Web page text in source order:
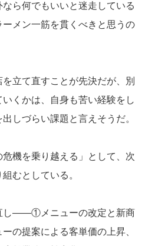
ら何でもいいと迷走している
メン一筋を貫くべきと思うの
立て直すことが先決だが、別
くかは、自身も苦い経験をし
しづらい課題と言えそうだ。
機を乗り越える」として、次
むとしている。
――①メニューの改定と新商
の提案による客単価の上昇、